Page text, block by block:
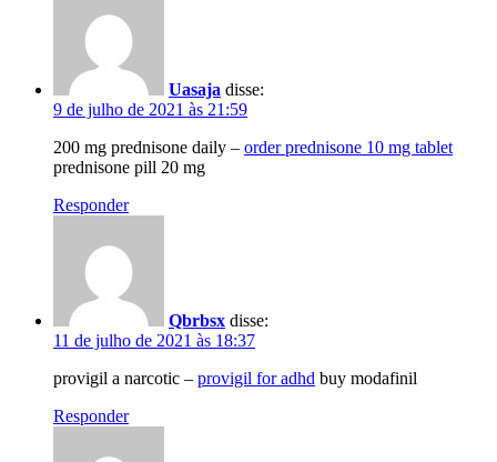
Uasaja disse:
9 de julho de 2021 às 21:59
200 mg prednisone daily – order prednisone 10 mg tablet
prednisone pill 20 mg
Responder
Qbrbsx disse:
11 de julho de 2021 às 18:37
provigil a narcotic – provigil for adhd buy modafinil
Responder